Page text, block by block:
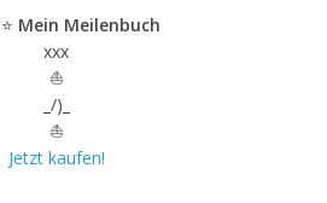
Mein Meilenbuch
xxx
⛵
_/)_
⛵
Jetzt kaufen!